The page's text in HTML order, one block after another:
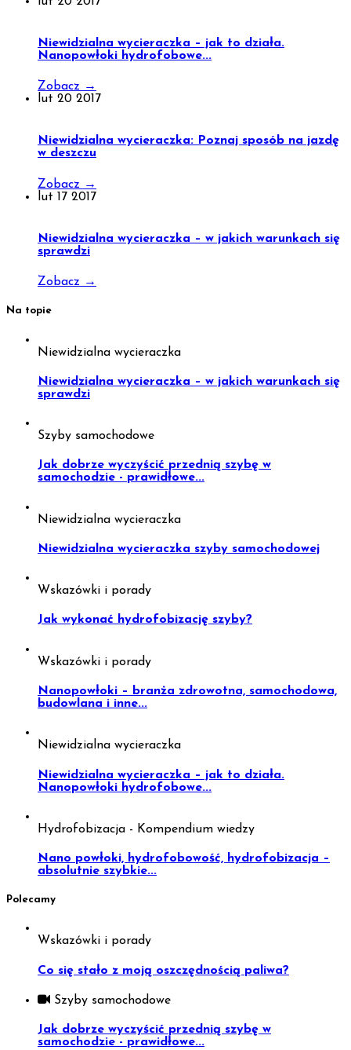
Niewidzialna wycieraczka – jak to działa.
Nanopowłoki hydrofobowe...
Zobacz →
lut 20 2017
Niewidzialna wycieraczka: Poznaj sposób na jazdę
w deszczu
Zobacz →
lut 17 2017
Niewidzialna wycieraczka – w jakich warunkach się
sprawdzi
Zobacz →
Na topie
Niewidzialna wycieraczka
Niewidzialna wycieraczka – w jakich warunkach się
sprawdzi
Szyby samochodowe
Jak dobrze wyczyścić przednią szybę w
samochodzie - prawidłowe...
Niewidzialna wycieraczka
Niewidzialna wycieraczka szyby samochodowej
Wskazówki i porady
Jak wykonać hydrofobizację szyby?
Wskazówki i porady
Nanopowłoki – branża zdrowotna, samochodowa,
budowlana i inne...
Niewidzialna wycieraczka
Niewidzialna wycieraczka – jak to działa.
Nanopowłoki hydrofobowe...
Hydrofobizacja - Kompendium wiedzy
Nano powłoki, hydrofobowość, hydrofobizacja –
absolutnie szybkie...
Polecamy
Wskazówki i porady
Co się stało z moją oszczędnością paliwa?
Szyby samochodowe
Jak dobrze wyczyścić przednią szybę w
samochodzie - prawidłowe...